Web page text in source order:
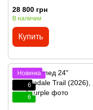
28 800 грн
В наличии
Купить
Новинка
6
6